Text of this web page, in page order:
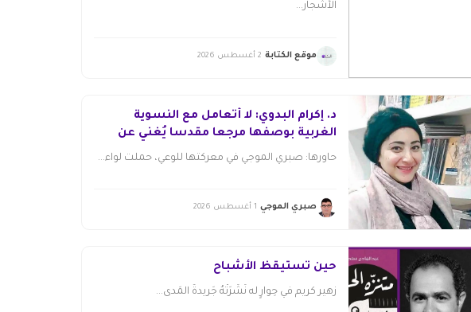
الأشجار...
موقع الكتابة 2 أغسطس 2026
د. إكرام البدوي: لا أتعامل مع النسوية
الغربية بوصفها مرجعا مقدسا يُغني عن
قراءة مجتمعاتنا
حاورها: صبري الموجي في معركتها للوعي، حملت لواء...
صبري الموجي 1 أغسطس 2026
حين تستيقظ الأشباح
زهير كريم في حِوارٍ له نَشَرَتْهُ جَريدةُ المَدى...